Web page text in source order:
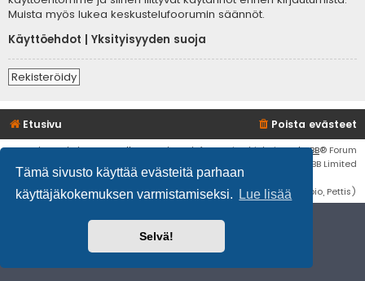
Tämä sivusto käyttää evästeitä parhaan
käyttäjäkokemuksen varmistamiseksi.
Lue lisää
Selvä!
Muista myös lukea keskustelufoorumin säännöt.
Käyttöehdot
Yksityisyyden suoja
Rekisteröidy
Etusivu Poista evästeet
Flat Style byIan Bradley• Keskustelufoorumin ohjelmistophpBB® Forum
Software © phpBB Limited
Käännös: phpBB Suomi (lurttinen, harritapio, Pettis)